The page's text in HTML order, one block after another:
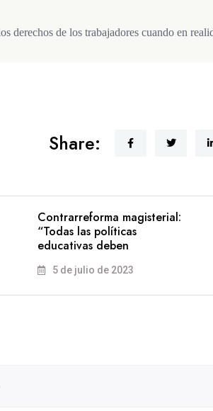
derechos de los trabajadores cuando en
Share:
Contrarreforma magisterial:
“Todas las políticas
educativas deben
5 de julio de 2023